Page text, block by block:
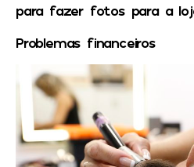
para fazer fotos para a
Problemas financeiros